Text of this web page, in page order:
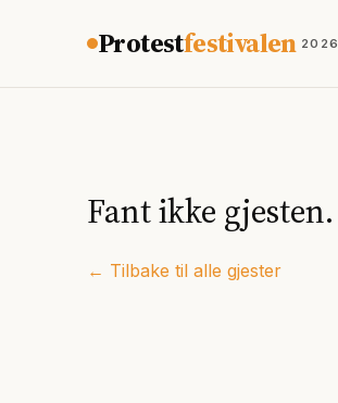
Protestfestivalen 2026
Fant ikke gjesten.
← Tilbake til alle gjester